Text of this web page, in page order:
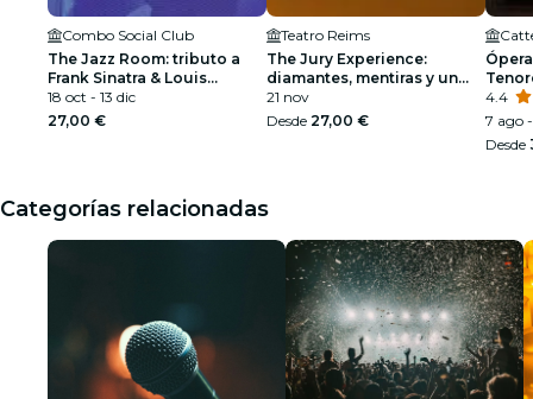
Combo Social Club
The Jazz Room: tributo a
Frank Sinatra & Louis
Armstrong
18 oct - 13 dic
27,00 €
Teatro Reims
The Jury Experience:
diamantes, mentiras y un
muerto
21 nov
Desde 27,00 €
4.4
7 ago
Desde
Categorías relacionadas